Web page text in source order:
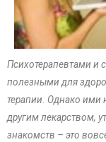
Психотерапевтами и
полезными для
терапии. Однако ими
другим лекарством,
знакомств – это